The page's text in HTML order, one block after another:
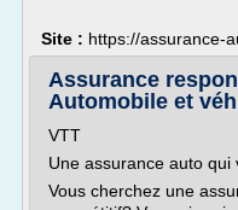
Site : https://assurance-
Assurance
Automobile et
VTT
Une assurance auto qui
Vous cherchez une